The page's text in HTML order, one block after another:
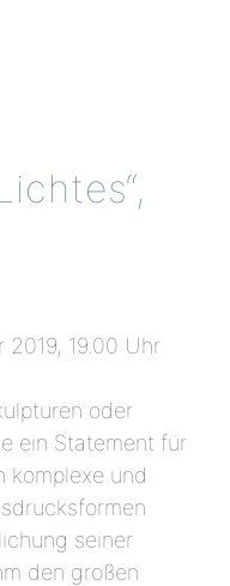
19.00 Uhr
oder
ein Statement für
komplexe und
seiner
den großen